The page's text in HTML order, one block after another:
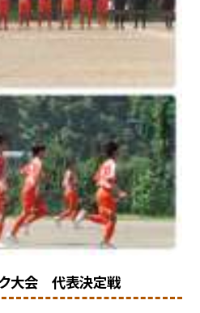
大会 代表決定戦